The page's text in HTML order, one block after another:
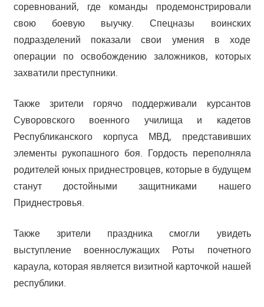
соревнований, где команды продемонстрировали
свою боевую выучку. Спецназы воинских
подразделений показали свои умения в ходе
операции по освобождению заложников, которых
захватили преступники.
Также зрители горячо поддерживали курсантов
Суворовского военного училища и кадетов
Республиканского корпуса МВД, представивших
элементы рукопашного боя. Гордость переполняла
родителей юных приднестровцев, которые в будущем
станут достойными защитниками нашего
Приднестровья.
Также зрители праздника смогли увидеть
выступление военнослужащих Роты почетного
караула, которая является визитной карточкой нашей
республики.